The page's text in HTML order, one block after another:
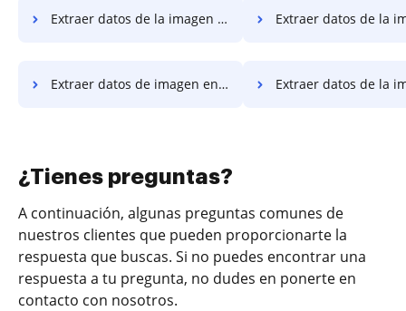
Extraer datos de la imagen en Vivo Extraer datos de la imagen en
Extraer datos de imagen en Android Extraer datos de la
¿Tienes preguntas?
A continuación, algunas preguntas comunes de
nuestros clientes que pueden proporcionarte la
respuesta que buscas. Si no puedes encontrar una
respuesta a tu pregunta, no dudes en ponerte en
contacto con nosotros.